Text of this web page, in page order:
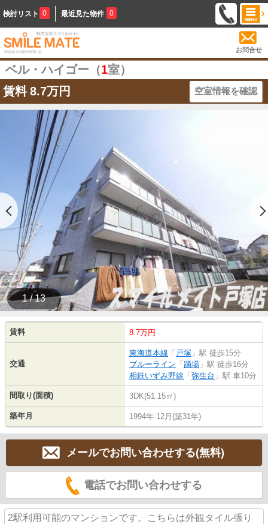
検討リスト 0 最近見た物件 0
お問合せ
ベル・ハイゴー（1室）
賃料 8.7万円 空室情報を確認
1 / 13
賃料 8.7万円
交通
東海道本線 「 戸塚 」駅 徒歩15分
ブルーライン 「 踊場 」駅 徒歩16分
相鉄いずみ野線 「 弥生台 」駅 車10分
間取り(面積) 3DK(51.15㎡)
築年月 1994年 12月(築31年)
メールでお問い合わせする(無料)
電話でお問い合わせする
2駅利用可能のマンションです。こちらは外観タイル張り